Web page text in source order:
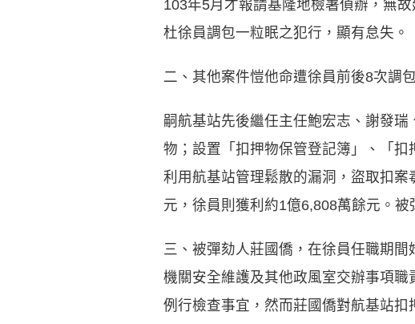
103年5月才報請基隆地檢署偵辦，無
杜徐員調包一粒眠之犯行，顯有怠失。
二、其他案件愷他命遭徐員前後8次調包
嗣航基站先後繼任主任鮑宏志、謝發
物；設置「扣押物保管登記簿」、「
利用航基站管理鬆散的漏洞，盜取扣
元，徐員則獲利約1億6,808萬餘元。
三、被彈劾人莊國僑，在徐員任職期
機關安全維護及其他政風室交辦事項
例行檢查事宜，然而莊國僑對航基站